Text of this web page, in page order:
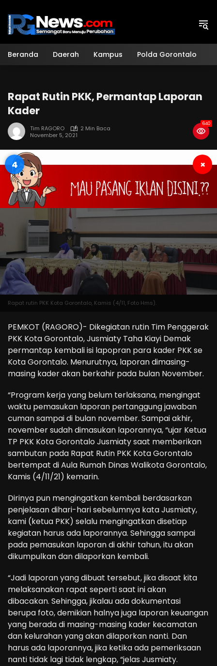
konten
Beranda Daerah Kampus Polda Gorontalo
Rapat Rutin PKK, Permantap Laporan
Kader
Tim RAGORO
2 Min Baca
November 5, 2021
640
3 ×
Rapat rutin PKK Kota Gorontalo, Kamis (4/11, Foto Hms).
PEMKOT (RAGORO)- Dikegiatan rutin Tim Penggerak
PKK Kota Gorontalo, Jusmiaty Taha Kiayi Demak
permantap kembali isi lapopran para kader PKK se
Kota Gorontalo. Menurutnya, laporan dimasing-
masing kader akan berkahir pada bulan November.
“Program kerja yang belum terlaksana, mengingat
waktu pemasukan laporan pertanggung jawaban
cuman sampai di bulan november. Sampai akhir,
november sudah dimasukan laporannya, “ujar Ketua
TP PKK Kota Gorontalo Jusmiaty saat memberikan
sambutan pada Rapat Rutin PKK Kota Gorontalo
bertempat di Aula Rumah Dinas Walikota Gorontalo,
Kamis (4/11/21) kemarin.
Dirinya pun mengingatkan kembali berdasarkan
penjelasan dihari-hari sebelumnya kata Jusmiaty,
kami (ketua PKK) selalu mengingatkan disetiap
kegiatan harus ada laporannya. Sehingga sampai
pada pemasukan laporan di akhir tahun, itu akan
dikumpulkan dan dilaporkan kembali.
“Jadi laporan yang dibuat tersebut, jika disaat kita
melaksanakan rapat seperti saat ini akan
dibacakan. Sehingga, jikalau ada dokumentasi
berupa foto, demikian halnya juga laporan keuangan
yang berada di masing-masing kader kecamatan
dan kelurahan yang akan dilaporkan nanti. Dan
harus ada laporannya, jika ketika ada pemeriksaan
nanti tidak lagi tidak lengkap, “jelas Jusmiaty.